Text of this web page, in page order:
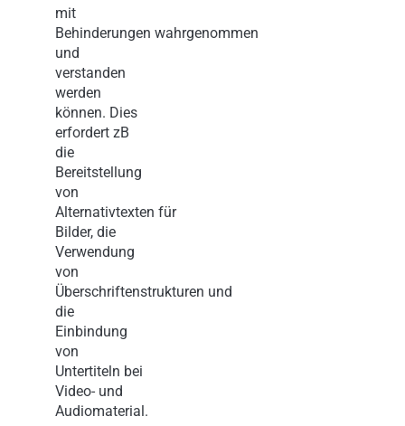
mit
Behinderungen wahrgenommen
und
verstanden
werden
können. Dies
erfordert zB
die
Bereitstellung
von
Alternativtexten für
Bilder, die
Verwendung
von
Überschriftenstrukturen und
die
Einbindung
von
Untertiteln bei
Video- und
Audiomaterial.